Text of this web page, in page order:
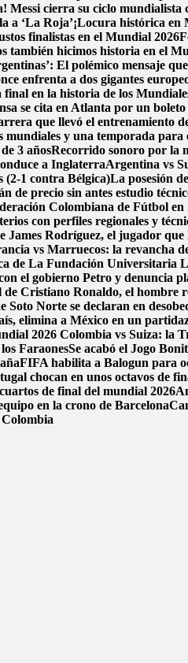
Messi cierra su ciclo
a ‘La Roja’¡Locura histórica en
finalistas en el Mundial 2026
también hicimos historia en el
El polémico mensaje
enfrenta a dos gigantes
en la historia de los
se cita en Atlanta por un
que llevó el entrenamiento
mundiales y una temporada para
3 añosRecorrido sonoro por la
a InglaterraArgentina vs
(2-1 contra Bélgica)La posesión
de precio sin antes estudio
Colombiana de Fútbol
con perfiles regionales y
Rodríguez, el jugador que
vs Marruecos: la revancha
de La Fundación Universitaria
el gobierno Petro y denuncia
Cristiano Ronaldo, el hombre
Soto Norte se declaran en
elimina a México en un
2026 Colombia vs Suiza: la
FaraonesSe acabó el Jogo
FIFA habilita a Balogun para
chocan en unos octavos de
de final del mundial 2026
en la crono de Barcelona